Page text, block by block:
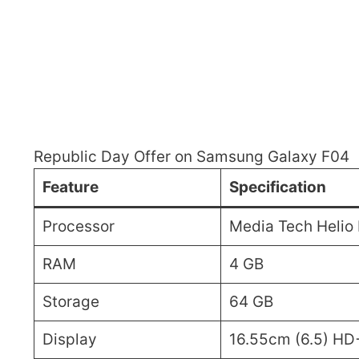
Republic Day Offer on Samsung Galaxy F04
Feature
Specification
Processor Media Tech Helio
RAM 4 GB
Storage 64 GB
Display 16.55cm (6.5)